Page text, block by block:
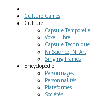
Culture Games
Culture
Capsule Temporelle
Voxel Libre
Capsule Technique
Ni Science, Ni Art
Singing Frames
Encyclopédie
Personnages
Personnalités
Plateformes
Sociétés